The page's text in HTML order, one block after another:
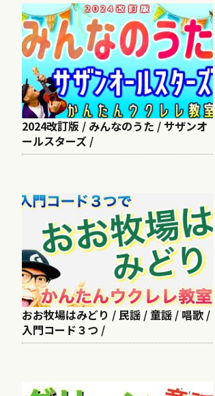
2024改訂版 / みんなのうた / サザンオ
ールスターズ /
おお牧場はみどり / 民謡 / 童謡 / 唱歌 /
入門コード３つ /